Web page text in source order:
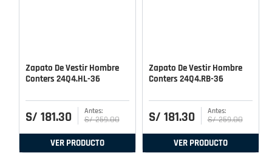
Zapato De Vestir Hombre
Conters 24Q4.HL-36
S/ 181.30 S/ 259.00
VER PRODUCTO
Zapato De Vestir Hombre
Conters 24Q4.RB-36
S/ 181.30 S/ 259.00
VER PRODUCTO